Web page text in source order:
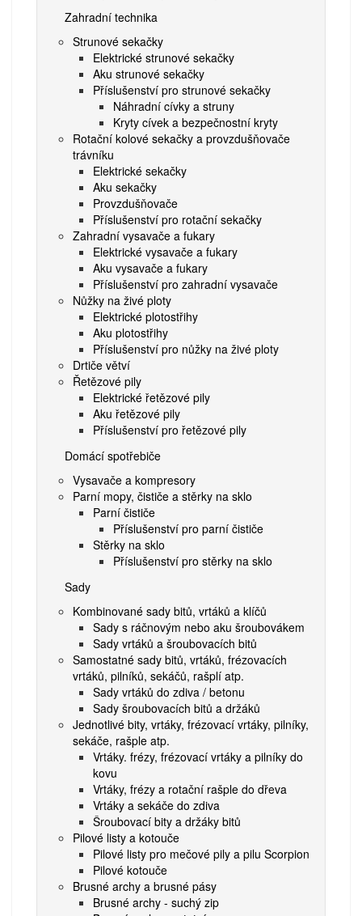
Zahradní technika
Strunové sekačky
Elektrické strunové sekačky
Aku strunové sekačky
Příslušenství pro strunové sekačky
Náhradní cívky a struny
Kryty cívek a bezpečnostní kryty
Rotační kolové sekačky a provzdušňovače
trávníku
Elektrické sekačky
Aku sekačky
Provzdušňovače
Příslušenství pro rotační sekačky
Zahradní vysavače a fukary
Elektrické vysavače a fukary
Aku vysavače a fukary
Příslušenství pro zahradní vysavače
Nůžky na živé ploty
Elektrické plotostřihy
Aku plotostřihy
Příslušenství pro nůžky na živé ploty
Drtiče větví
Řetězové pily
Elektrické řetězové pily
Aku řetězové pily
Příslušenství pro řetězové pily
Domácí spotřebiče
Vysavače a kompresory
Parní mopy, čističe a stěrky na sklo
Parní čističe
Příslušenství pro parní čističe
Stěrky na sklo
Příslušenství pro stěrky na sklo
Sady
Kombinované sady bitů, vrtáků a klíčů
Sady s ráčnovým nebo aku šroubovákem
Sady vrtáků a šroubovacích bitů
Samostatné sady bitů, vrtáků, frézovacích
vrtáků, pilníků, sekáčů, rašplí atp.
Sady vrtáků do zdiva / betonu
Sady šroubovacích bitů a držáků
Jednotlivé bity, vrtáky, frézovací vrtáky, pilníky,
sekáče, rašple atp.
Vrtáky. frézy, frézovací vrtáky a pilníky do
kovu
Vrtáky, frézy a rotační rašple do dřeva
Vrtáky a sekáče do zdiva
Šroubovací bity a držáky bitů
Pilové listy a kotouče
Pilové listy pro mečové pily a pilu Scorpion
Pilové kotouče
Brusné archy a brusné pásy
Brusné archy - suchý zip